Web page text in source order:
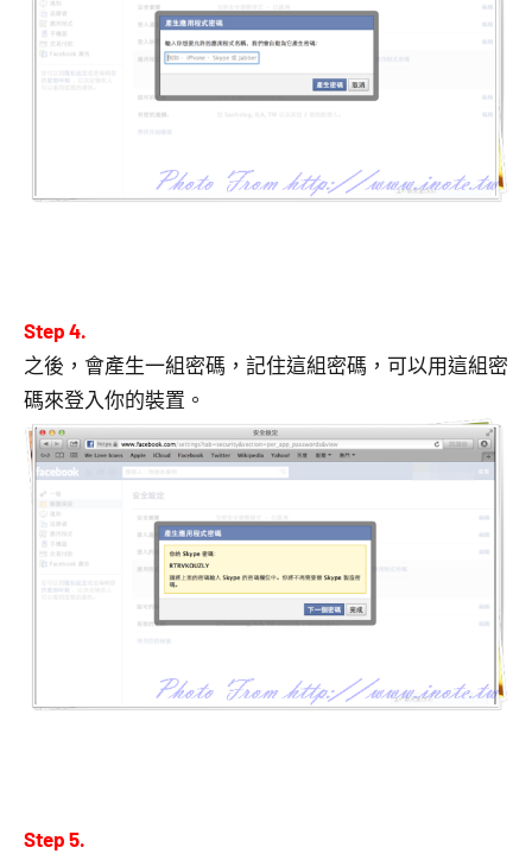
Step 4.
之後，會產生一組密碼，記住這組密碼，可以用這組密
碼來登入你的裝置。
Step 5.